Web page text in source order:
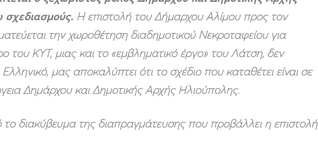
Η επιστολή του Δήμαρχου Αλίμου προς τον
την χωροθέτηση διαδημοτικού Νεκροταφείου για
του ΚΥΤ, μιας και το «εμβληματικό έργο» του Λάτση, δεν
μας αποκαλύπτει ότι το σχέδιο που καταθέτει είναι σε
Δημάρχου και Δημοτικής Αρχής Ηλιούπολης.
το διακύβευμα της διαπραγμάτευσης που προβάλλει η επιστολή